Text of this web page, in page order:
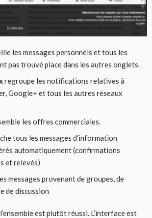
les messages personnels et tous les
pas trouvé place dans les autres onglets.
regroupe les notifications relatives à
Google+ et tous les autres réseaux
les offres commerciales.
tous les messages d’information
automatiquement (confirmations
et relevés)
messages provenant de groupes, de
de discussion
est plutôt réussi. L’interface est